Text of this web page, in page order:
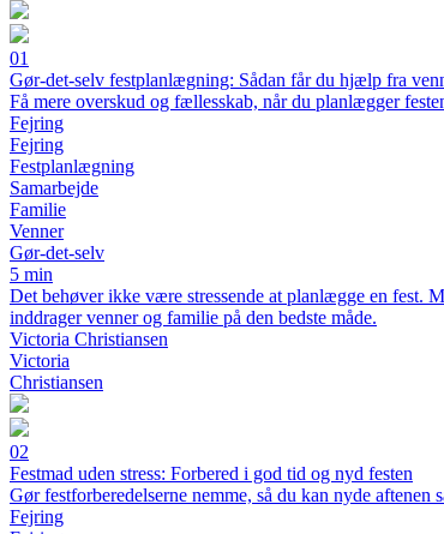
01
Gør-det-selv festplanlægning: Sådan får du hjælp fra
Få mere overskud og fællesskab, når du planlægger
Fejring
Fejring
Festplanlægning
Samarbejde
Familie
Venner
Gør-det-selv
5 min
Det behøver ikke være stressende at planlægge en fest.
inddrager venner og familie på den bedste måde.
Victoria Christiansen
Victoria
Christiansen
02
Festmad uden stress: Forbered i god tid og nyd festen
Gør festforberedelserne nemme, så du kan nyde aftenen
Fejring